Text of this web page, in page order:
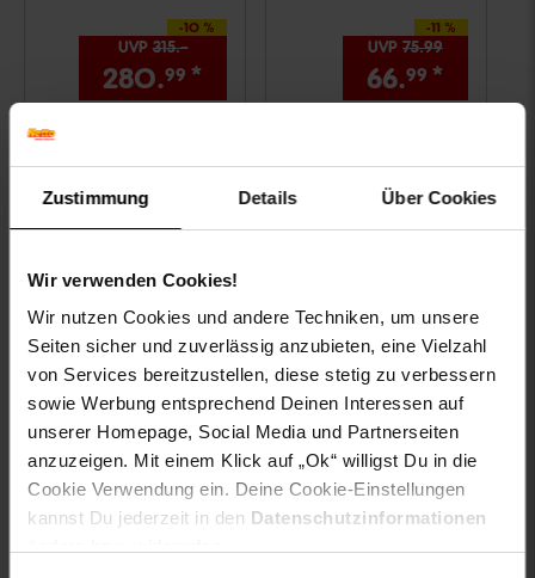
Zustimmung Details Über Cookies
Wir verwenden Cookies!
Wir nutzen Cookies und andere Techniken, um unsere
Seiten sicher und zuverlässig anzubieten, eine Vielzahl
von Services bereitzustellen, diese stetig zu verbessern
sowie Werbung entsprechend Deinen Interessen auf
unserer Homepage, Social Media und Partnerseiten
anzuzeigen. Mit einem Klick auf „Ok“ willigst Du in die
Cookie Verwendung ein. Deine Cookie-Einstellungen
kannst Du jederzeit in den Datenschutzinformationen
-10 %
Sie Sparen 10 Prozent,
UVP315.–UVP : 315,–€
280.99 * Aktueller Preis: 280,
-11 %
Sie Sparen 11 Prozent,
UVP 75.99
66.99 *
JAMARA Baggerlader
JCB 1:20 2,4GHz
nur
JAMARA VW Käfer RC
Diecast 1:18 creme
weiss 40MHz